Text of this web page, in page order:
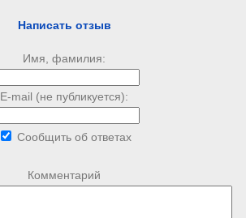
Написать отзыв
Имя, фамилия:
E-mail (не публикуется):
Сообщить об ответах
Комментарий